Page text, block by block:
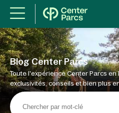
Blog Center Parcs
Toute l'expérience Center Parcs
exclusivités, conseils et bien plus